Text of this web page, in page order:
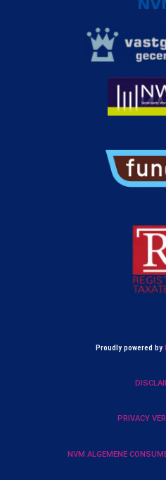
Proudly powered by
PRIVACY
NVM ALGEMENE